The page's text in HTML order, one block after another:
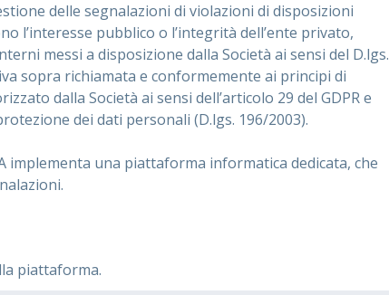
delle segnalazioni di violazioni di disposizioni
l’interesse pubblico o l’integrità dell’ente privato,
messi a disposizione dalla Società ai sensi del D.lgs.
sopra richiamata e conformemente ai principi di
dalla Società ai sensi dell’articolo 29 del GDPR e
dei dati personali (D.lgs. 196/2003).
implementa una piattaforma informatica dedicata, che
piattaforma.